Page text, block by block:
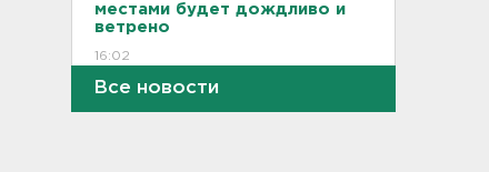
местами будет дождливо и
ветрено
16:02
Все новости